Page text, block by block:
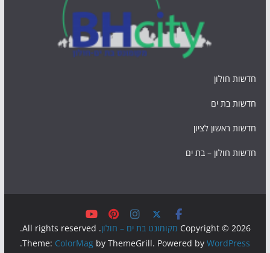
חדשות חולון
חדשות בת ים
חדשות ראשון לציון
חדשות חולון – בת ים
Copyright © 2026 מקומונט בת ים – חולון. All rights reserved.
Theme: ColorMag by ThemeGrill. Powered byWordPress
.